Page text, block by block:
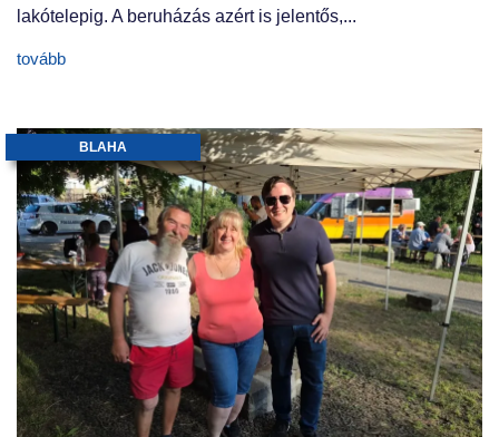
lakótelepig. A beruházás azért is jelentős,...
tovább
BLAHA